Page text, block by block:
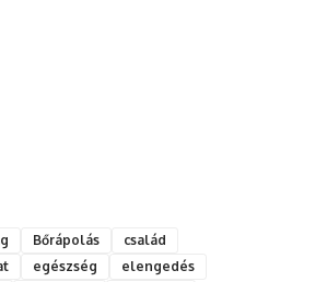
Bőrápolás
család
egészség
elengedés